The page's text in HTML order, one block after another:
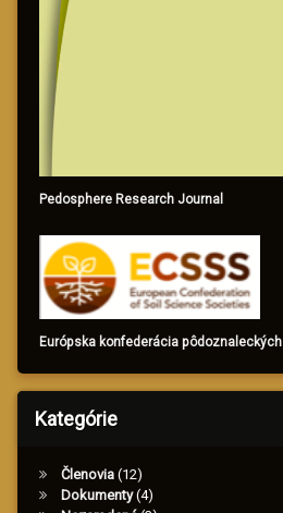
Pedosphere Research Journal
Európska konfederácia
Kategórie
Členovia (12)
Dokumenty(4)